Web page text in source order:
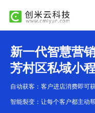
新一代智慧营
芳村区私域小
自动获客：客户进店消费即可
智能裂变：让每个客户都主动